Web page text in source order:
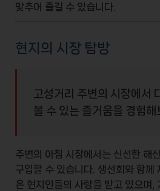
맞추어 즐길 수 있습니다.
현지의 시장 탐방
고성거리 주변의 시장에서
볼 수 있는 즐거움을 경험해
주변의 아침 시장에서는 신선한 해
구입할 수 있습니다. 생선회와 함께
은 현지인들의 사랑을 받고 있으며,